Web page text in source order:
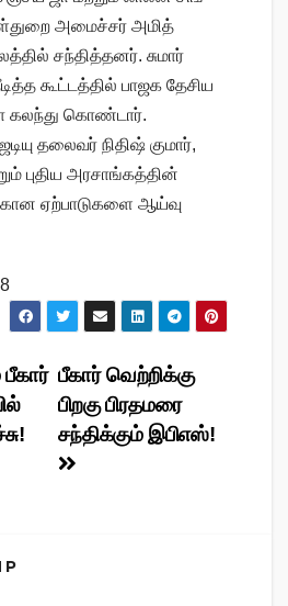
அமைச்சர் அமித்
சந்தித்தனர். சுமார்
கூட்டத்தில் பாஜக தேசிய
கலந்து கொண்டார்.
தலைவர் நிதிஷ் குமார்,
புதிய அரசாங்கத்தின்
ஏற்பாடுகளை ஆய்வு
பீகார் வெற்றிக்கு
பிறகு பிரதமரை
சந்திக்கும் இபிஎஸ்!
பீகார்
P